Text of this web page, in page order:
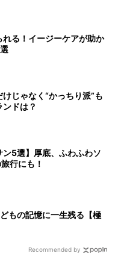
る！イージーケアが助か
けじゃなく“かっちり派”も
ドは？
5選】厚底、ふわふわソ
行にも！
もの記憶に一生残る【極
Recommended by